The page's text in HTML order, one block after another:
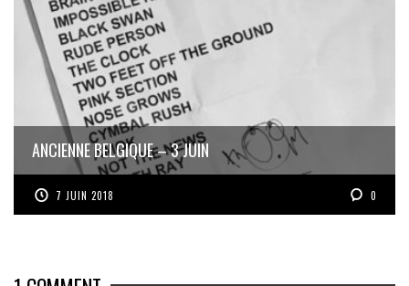
ANCIENNE BELGIQUE – 3 JUIN
7 JUIN 2018 0